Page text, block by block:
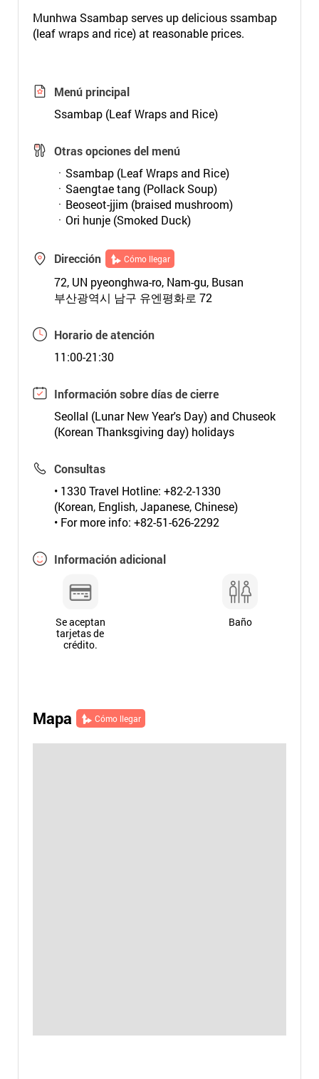
Munhwa Ssambap serves up delicious ssambap
(leaf wraps and rice) at reasonable prices.
Menú principal
Ssambap (Leaf Wraps and Rice)
Otras opciones del menú
ㆍSsambap (Leaf Wraps and Rice)
ㆍSaengtae tang (Pollack Soup)
ㆍBeoseot-jjim (braised mushroom)
ㆍOri hunje (Smoked Duck)
Dirección Cómo llegar
72, UN pyeonghwa-ro, Nam-gu, Busan
부산광역시 남구 유엔평화로 72
Horario de atención
11:00-21:30
Información sobre días de cierre
Seollal (Lunar New Year's Day) and Chuseok
(Korean Thanksgiving day) holidays
Consultas
• 1330 Travel Hotline: +82-2-1330
(Korean, English, Japanese, Chinese)
• For more info: +82-51-626-2292
Información adicional
Se aceptan
tarjetas de
crédito.
Baño
Mapa Cómo llegar